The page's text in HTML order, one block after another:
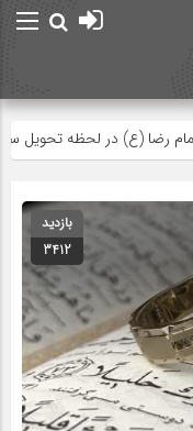
رضا (ع) در لحظه تحویل سال
بازدید
3412